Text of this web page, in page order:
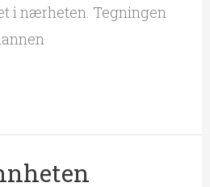
i nærheten. Tegningen